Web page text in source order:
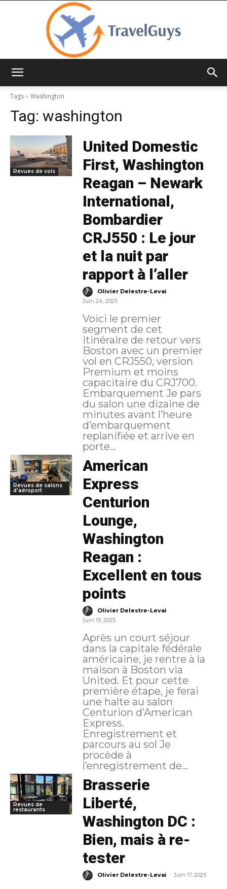
Tags
Washington
Tag: washington
Revues de vols
United Domestic
First, Washington
Reagan – Newark
International,
Bombardier
CRJ550 : Le jour
et la nuit par
rapport à l’aller
Olivier Delestre-Levai -
Juin 24, 2025
Voici le premier
segment de cet
itinéraire de retour vers
Boston avec un premier
vol en CRJ550, version
Premium et moins
capacitaire du CRJ700.
Embarquement Je pars
du salon une dizaine de
minutes avant l’heure
d’embarquement
replanifiée et arrive en
porte...
Revues de salons
d'aéroport
American
Express
Centurion
Lounge,
Washington
Reagan :
Excellent en tous
points
Olivier Delestre-Levai -
Juin 19, 2025
Après un court séjour
dans la capitale fédérale
américaine, je rentre à la
maison à Boston via
United. Et pour cette
première étape, je ferai
une halte au salon
Centurion d’American
Express.
Enregistrement et
parcours au sol Je
procède à
l’enregistrement de...
Revues de
restaurants
Brasserie
Liberté,
Washington DC :
Bien, mais à re-
tester
Olivier Delestre-Levai - Juin 17, 2025